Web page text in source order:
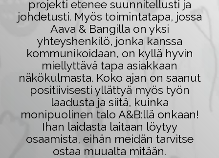
projekti etenee suunnitellusti ja
johdetusti. Myös toimintatapa, jossa
Aava & Bangilla on yksi
yhteyshenkilö, jonka kanssa
kommunikoidaan, on kyllä hyvin
miellyttävä tapa asiakkaan
näkökulmasta. Koko ajan on saanut
positiivisesti yllättyä myös työn
laadusta ja siitä, kuinka
monipuolinen talo A&B:llä onkaan!
Ihan laidasta laitaan löytyy
osaamista, eihän meidän tarvitse
ostaa muualta mitään.